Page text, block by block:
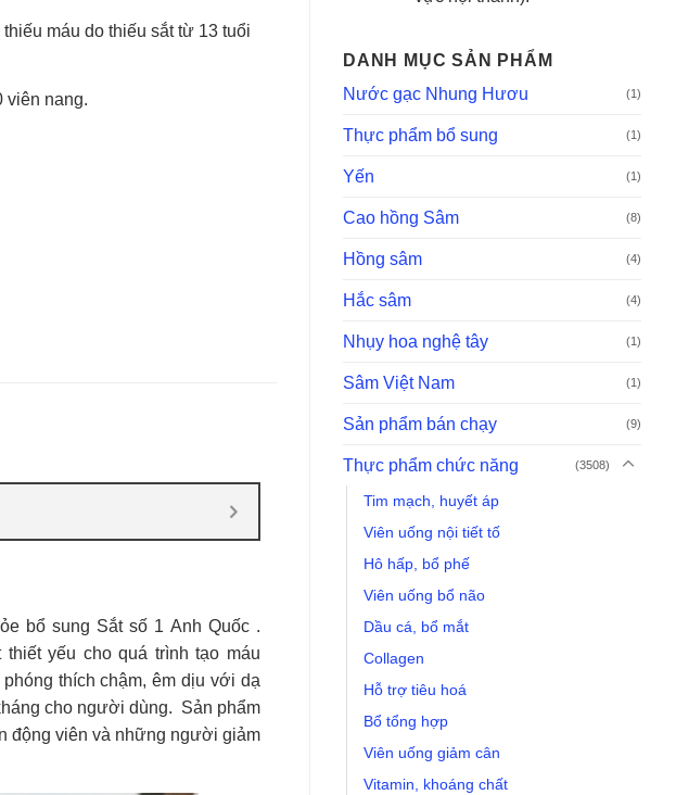
DANH MỤC SẢN PHẨM
Nước gạc Nhung Hươu
(1)
Thực phẩm bổ sung (1)
Yến (1)
Cao hồng Sâm (8)
Hồng sâm (4)
Hắc sâm (4)
Nhụy hoa nghệ tây (1)
Sâm Việt Nam (1)
Sản phẩm bán chạy (9)
Thực phẩm chức năng (3508)
Tim mạch, huyết áp
Viên uống nội tiết tố
Hô hấp, bổ phế
Viên uống bổ não
Dầu cá, bổ mắt
Collagen
Hỗ trợ tiêu hoá
Bổ tổng hợp
Viên uống giảm cân
Vitamin, khoáng chất
máu do thiếu sắt từ 13 tuổi
viên nang.
bổ sung Sắt số 1 Anh Quốc .
yếu cho quá trình tạo máu
thích chậm, êm dịu với dạ
cho người dùng. Sản phẩm
động viên và những người giảm